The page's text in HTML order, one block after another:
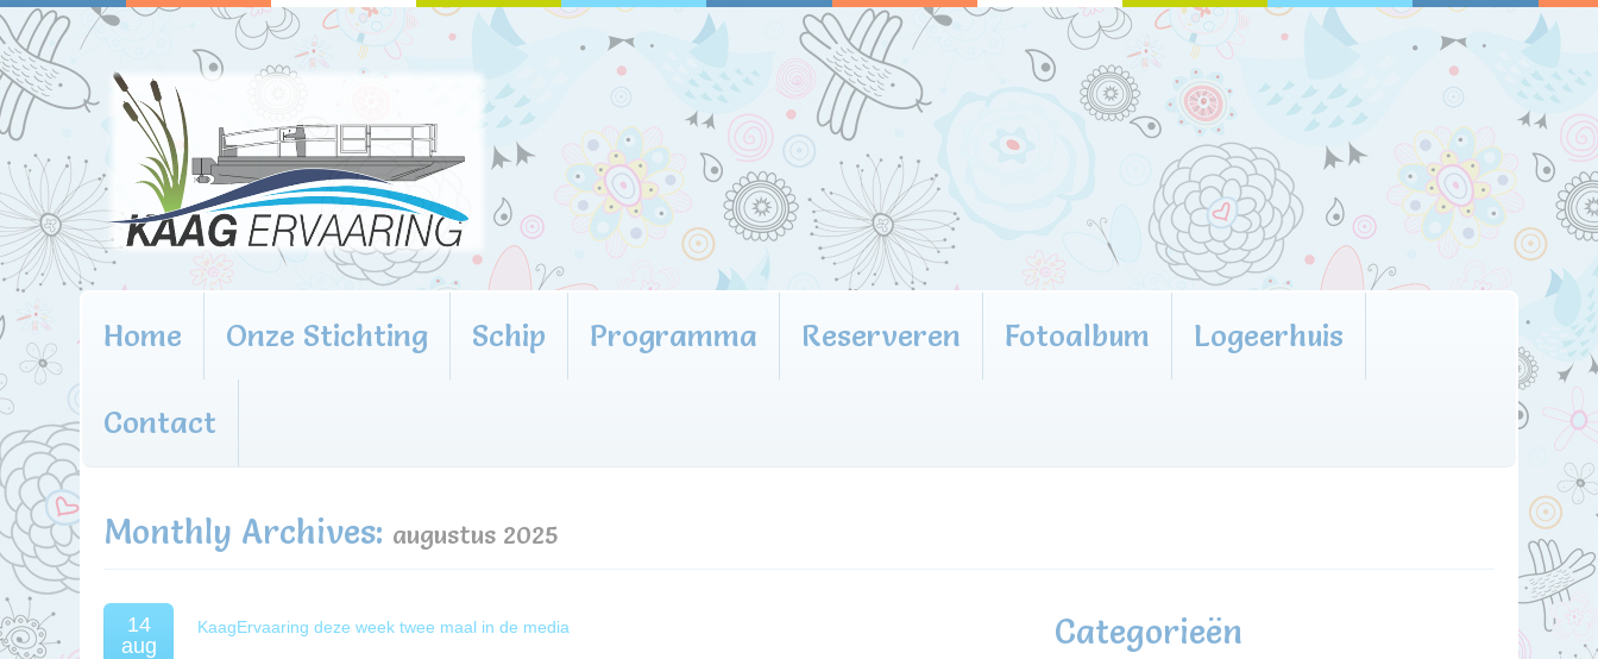
Home Onze Stichting Schip Programma Reserveren Fotoalbum Logeerhuis
Contact
Monthly Archives: augustus 2025
14
aug
KaagErvaaring deze week twee maal in de media Categorieën